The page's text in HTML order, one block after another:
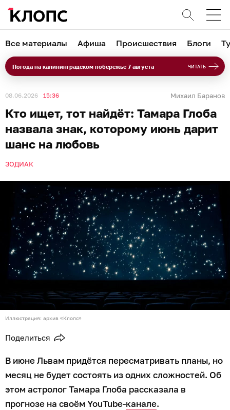
Все материалы Афиша Происшествия Блоги
Погода на калининградском побережье 7 августа ЧИТАТЬ
08.06.2026 15:36 Михаил Баранов
Кто ищет, тот найдёт: Тамара Глоба
назвала знак, которому июнь дарит
шанс на любовь
ЗОДИАК
Иллюстрация: архив «Клопс»
Поделиться
В июне Львам придётся пересматривать планы, но
месяц не будет состоять из одних сложностей. Об
этом астролог Тамара Глоба рассказала в
прогнозе на своём YouTube-канале.